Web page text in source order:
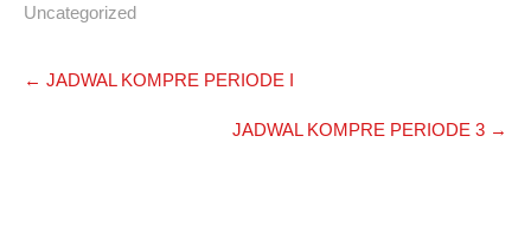
Uncategorized
Post
navigation
← JADWAL KOMPRE PERIODE I
JADWAL KOMPRE PERIODE 3 →